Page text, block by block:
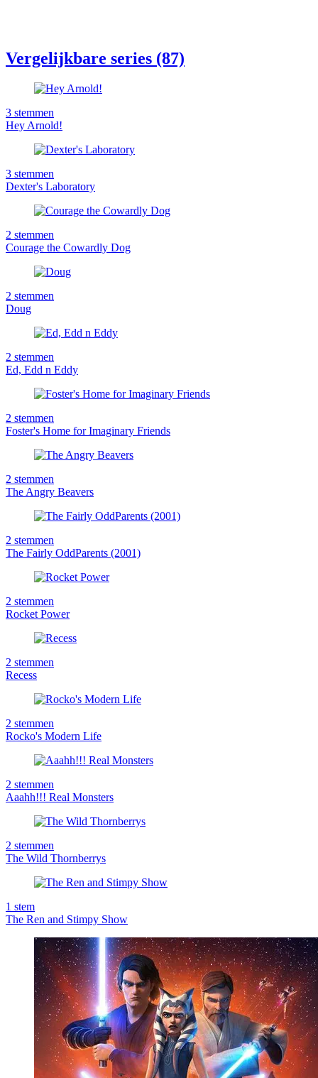
Vergelijkbare series (87)
3 stemmen
Hey Arnold!
3 stemmen
Dexter's Laboratory
2 stemmen
Courage the Cowardly Dog
2 stemmen
Doug
2 stemmen
Ed, Edd n Eddy
2 stemmen
Foster's Home for Imaginary Friends
2 stemmen
The Angry Beavers
2 stemmen
The Fairly OddParents (2001)
2 stemmen
Rocket Power
2 stemmen
Recess
2 stemmen
Rocko's Modern Life
2 stemmen
Aaahh!!! Real Monsters
2 stemmen
The Wild Thornberrys
1 stem
The Ren and Stimpy Show